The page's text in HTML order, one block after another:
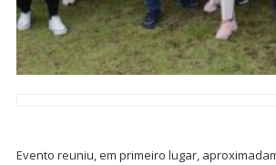
Evento reuniu, em primeiro lugar,